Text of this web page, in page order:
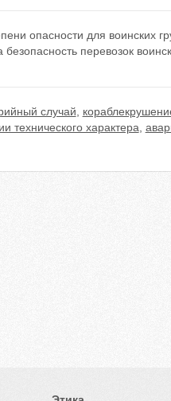
опасности для воинских
перевозок
случай
технического характера